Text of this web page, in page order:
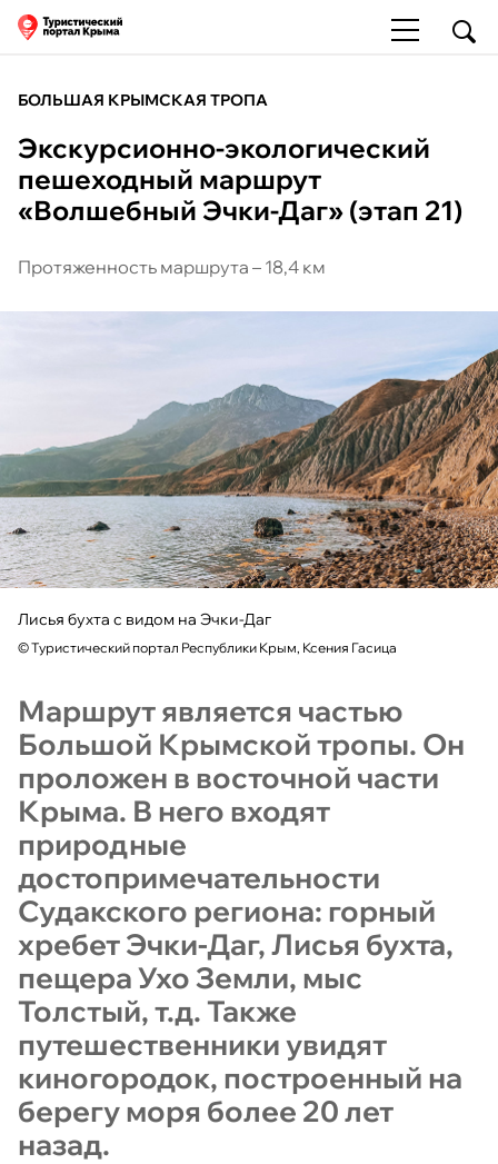
БОЛЬШАЯ КРЫМСКАЯ ТРОПА
Экскурсионно-экологический
пешеходный маршрут
«Волшебный Эчки-Даг» (этап 21)
Протяженность маршрута – 18,4 км
Лисья бухта с видом на Эчки-Даг
©Туристический портал Республики Крым, Ксения Гасица
Маршрут является частью
Большой Крымской тропы. Он
проложен в восточной части
Крыма. В него входят
природные
достопримечательности
Судакского региона: горный
хребет Эчки-Даг, Лисья бухта,
пещера Ухо Земли, мыс
Толстый, т.д. Также
путешественники увидят
киногородок, построенный на
берегу моря более 20 лет
назад.